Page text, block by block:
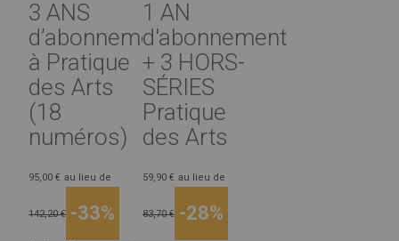
3 ANS
d’abonnement
à Pratique
des Arts
(18
numéros)
95,00 € au lieu de
142,20 € -33%
1 AN
d'abonnement
+ 3 HORS-
SÉRIES
Pratique
des Arts
59,90 € au lieu de
83,70 € -28%